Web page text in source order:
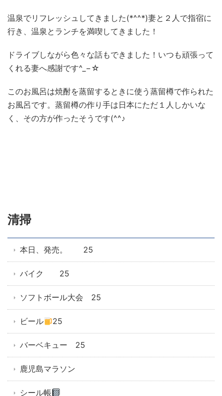
温泉でリフレッシュしてきました(*^^*)妻と２人で指宿に
行き、温泉とランチを満喫してきました！
ドライブしながら色々な話もできました！いつも頑張って
くれる妻へ感謝です^_−☆
このお風呂は焼酎を蒸留するときに使う蒸留樽で作られた
お風呂です。蒸留樽の作り手は日本にただ１人しかいな
く、その方が作ったそうです(^^♪
清掃
本日、発売。 25
バイク 25
ソフトボール大会 25
ビール 25
バーベキュー 25
鹿児島マラソン
シール帳